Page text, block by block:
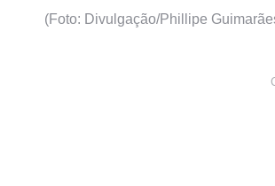
(Foto: Divulgação/Phillipe